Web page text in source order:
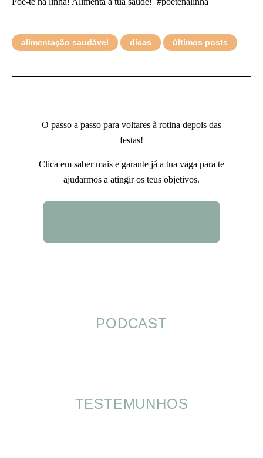
alimentação saudável dicas últimos posts
O passo a passo para voltares à rotina depois das
festas!
Clica em saber mais e garante já a tua vaga para te
ajudarmos a atingir os teus objetivos.
PODCAST
TESTEMUNHOS